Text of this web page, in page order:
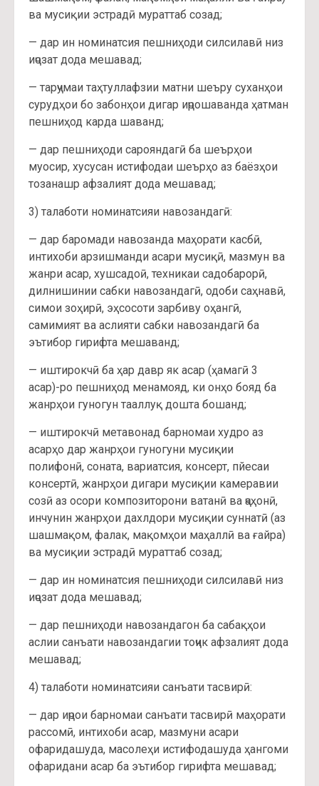
ва мусиқии эстрадӣ мураттаб созад;
— дар ин номинатсия пешниҳоди силсилавӣ низ
иҷозат дода мешавад;
— тарҷумаи таҳтуллафзии матни шеъру суханҳои
сурудҳои бо забонҳои дигар иҷрошаванда ҳатман
пешниҳод карда шаванд;
— дар пешниҳоди сарояндагӣ ба шеърҳои
муосир, хусусан истифодаи шеърҳо аз баёзҳои
тозанашр афзалият дода мешавад;
3) талаботи номинатсияи навозандагӣ:
— дар баромади навозанда маҳорати касбӣ,
интихоби арзишманди асари мусиқӣ, мазмун ва
жанри асар, хушсадоӣ, техникаи садобарорӣ,
дилнишинии сабки навозандагӣ, одоби саҳнавӣ,
симои зоҳирӣ, эҳсосоти зарбиву оҳангӣ,
самимият ва аслияти сабки навозандагӣ ба
эътибор гирифта мешаванд;
— иштирокчӣ ба ҳар давр як асар (ҳамагӣ 3
асар)-ро пешниҳод менамояд, ки онҳо бояд ба
жанрҳои гуногун тааллуқ дошта бошанд;
— иштирокчӣ метавонад барномаи худро аз
асарҳо дар жанрҳои гуногуни мусиқии
полифонӣ, соната, вариатсия, консерт, пйесаи
консертӣ, жанрҳои дигари мусиқии камеравии
созӣ аз осори композиторони ватанӣ ва ҷаҳонӣ,
инчунин жанрҳои дахлдори мусиқии суннатӣ (аз
шашмақом, фалак, мақомҳои маҳаллӣ ва ғайра)
ва мусиқии эстрадӣ мураттаб созад;
— дар ин номинатсия пешниҳоди силсилавӣ низ
иҷозат дода мешавад;
— дар пешниҳоди навозандагон ба сабақҳои
аслии санъати навозандагии тоҷик афзалият дода
мешавад;
4) талаботи номинатсияи санъати тасвирӣ:
— дар иҷрои барномаи санъати тасвирӣ маҳорати
рассомӣ, интихоби асар, мазмуни асари
офаридашуда, масолеҳи истифодашуда ҳангоми
офаридани асар ба эътибор гирифта мешавад;